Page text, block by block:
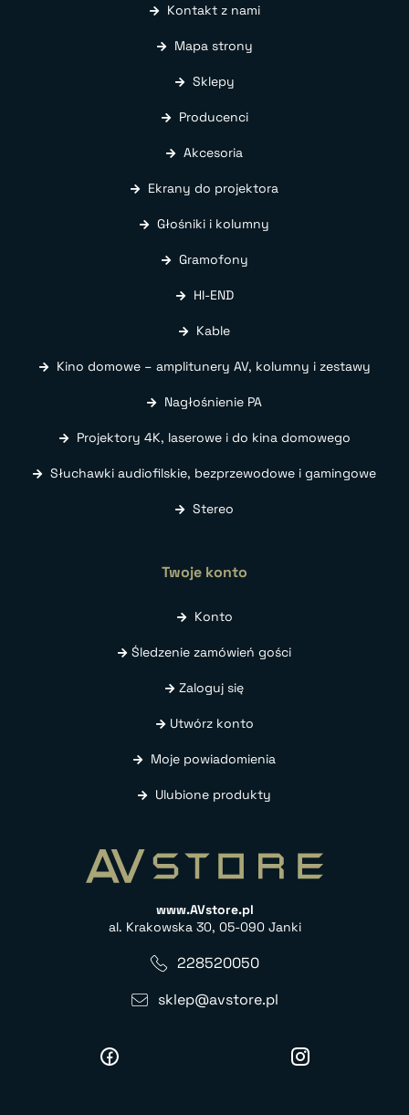
Kontakt z nami
Mapa strony
Sklepy
Producenci
Akcesoria
Ekrany do projektora
Głośniki i kolumny
Gramofony
HI-END
Kable
Kino domowe – amplitunery AV, kolumny i zestawy
Nagłośnienie PA
Projektory 4K, laserowe i do kina domowego
Słuchawki audiofilskie, bezprzewodowe i gamingowe
Stereo
Twoje konto
Konto
Śledzenie zamówień gości
Zaloguj się
Utwórz konto
Moje powiadomienia
Ulubione produkty
www.AVstore.pl
al. Krakowska 30, 05-090 Janki
228520050
sklep@avstore.pl